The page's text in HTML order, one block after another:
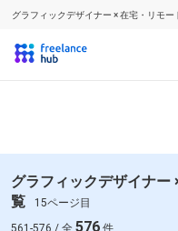
グラフィックデザイナー × 在宅・リモ
グラフィックデザイナー
覧
15ページ目
561-576 / 全 576 件